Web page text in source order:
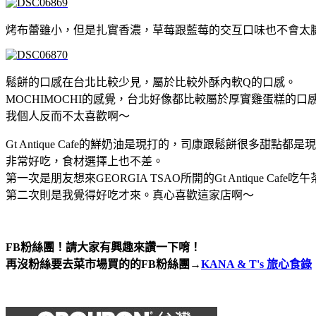
烤布蕾雖小，但是扎實香濃，草莓跟藍莓的交互口味也不會太
鬆餅的口感在台北比較少見，屬於比較外酥內軟Q的口感。
MOCHIMOCHI的感覺，台北好像都比較屬於厚實雞蛋糕的口
我個人反而不太喜歡啊～
Gt Antique Cafe的鮮奶油是現打的，司康跟鬆餅很多甜點都是現
非常好吃，食材選擇上也不差。
第一次是朋友想來GEORGIA TSAO所開的Gt Antique Cafe吃午
第二次則是我覺得好吃才來。真心喜歡這家店啊～
FB粉絲團！請大家有興趣來讚一下唷！
再沒粉絲要去菜市場買的的FB粉絲團→KANA & T's 旅心食錄